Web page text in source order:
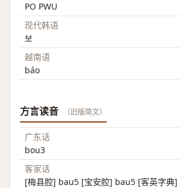
PO PWU
现代韩语
보
越南语
báo
方言读音 （旧版简文）
广东话
bou3
客家话
[梅县腔] bau5 [宝安腔] bau5 [客英字典